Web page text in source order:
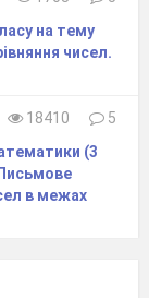
на тему
чисел.
18410
5
(3
в межах